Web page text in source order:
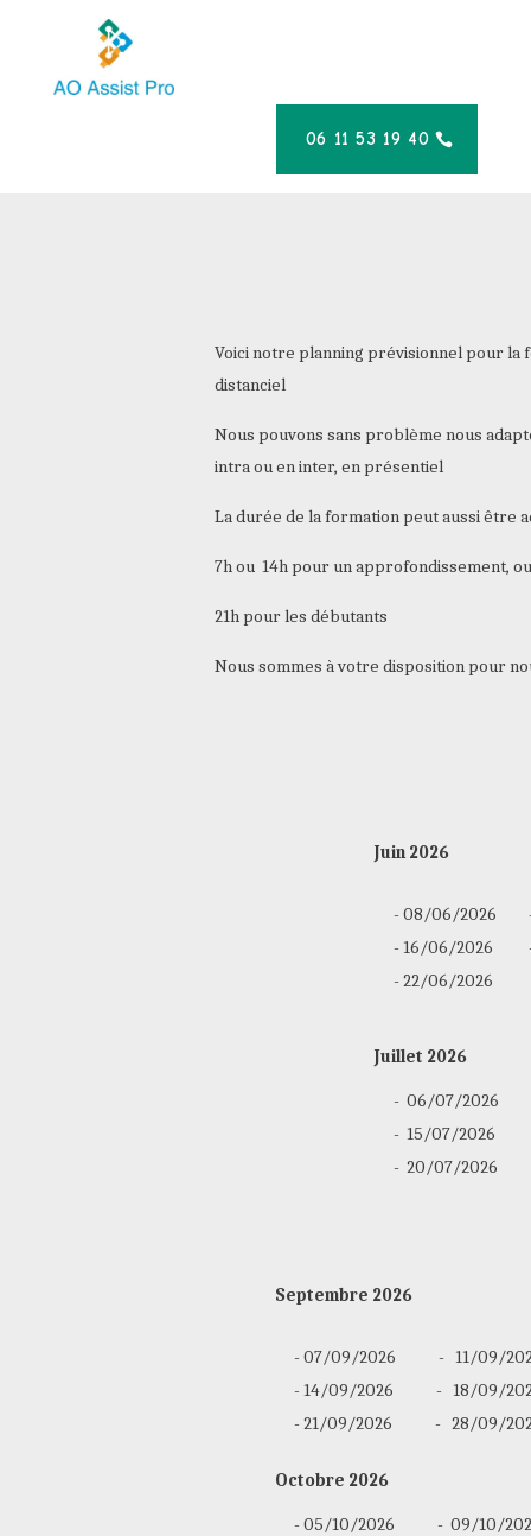
06 11 53 19 40
Voici notre planning prévisionnel pour la
distanciel
Nous pouvons sans problème nous
intra ou en inter, en présentiel
La durée de la formation peut aussi être
7h ou 14h pour un approfondissement,
21h pour les débutants
Nous sommes à votre disposition pour
Juin 2026
- 08/06/2026
- 16/06/2026
- 22/06/2026
Juillet 2026
-  06/07/2026
-  15/07/2026
-  20/07/2026
Septembre 2026
- 07/09/2026            -   11/09/
- 14/09/2026            -   18/09/
- 21/09/2026            -   28/09/
Octobre 2026
- 05/10/2026            -  09/10/